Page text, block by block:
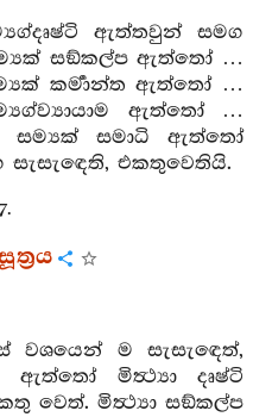
ඇත්තවුන් සමග
සඞ්කල්ප ඇත්තෝ …
කර්‍මාන්ත ඇත්තෝ …
ඇත්තෝ …
සමාධි ඇත්තෝ
එකතුවෙතියි.
වශයෙන් ම සැසැඳෙත්,
ඇත්තෝ මිත්‍ථ්‍යා දෘෂ්ටි
වෙත්. මිත්‍ථ්‍යා සඞ්කල්ප